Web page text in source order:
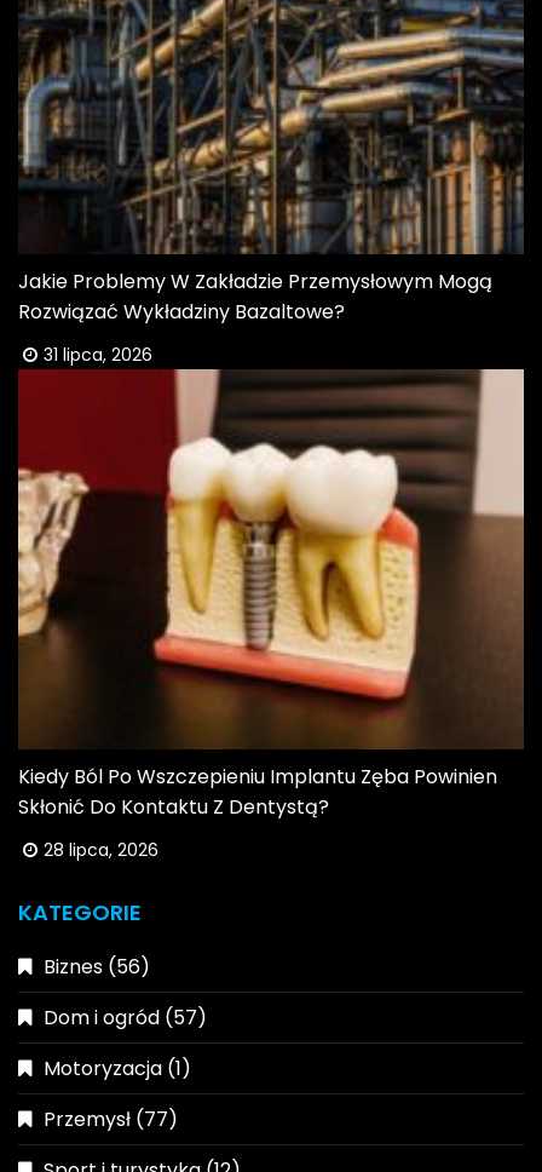
Jakie Problemy W Zakładzie Przemysłowym Mogą
Rozwiązać Wykładziny Bazaltowe?
31 lipca, 2026
Kiedy Ból Po Wszczepieniu Implantu Zęba Powinien
Skłonić Do Kontaktu Z Dentystą?
28 lipca, 2026
KATEGORIE
Biznes (56)
Dom i ogród (57)
Motoryzacja (1)
Przemysł (77)